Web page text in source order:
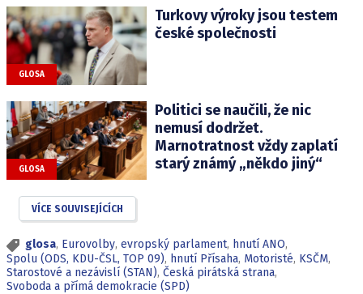
GLOSA
Turkovy výroky jsou testem
české společnosti
GLOSA
Politici se naučili, že nic
nemusí dodržet.
Marnotratnost vždy zaplatí
starý známý „někdo jiný“
VÍCE SOUVISEJÍCÍCH
glosa, Eurovolby, evropský parlament, hnutí ANO,
Spolu (ODS, KDU-ČSL, TOP 09), hnutí Přísaha, Motoristé, KSČM,
Starostové a nezávislí (STAN), Česká pirátská strana,
Svoboda a přímá demokracie (SPD)